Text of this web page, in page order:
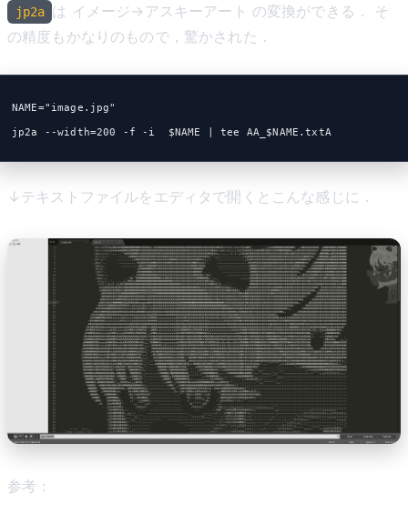
jp2a は イメージ→アスキーアート の変換ができる． そ
の精度もかなりのもので，驚かされた．
NAME="image.jpg"
jp2a --width=200 -f -i  $NAME | tee AA_$NAME.txtA
↓テキストファイルをエディタで開くとこんな感じに．
参考：